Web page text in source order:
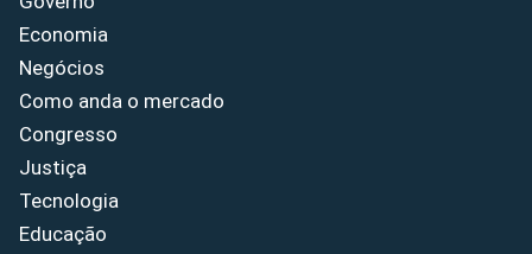
Economia
Negócios
Como anda o mercado
Congresso
Justiça
Tecnologia
Educação